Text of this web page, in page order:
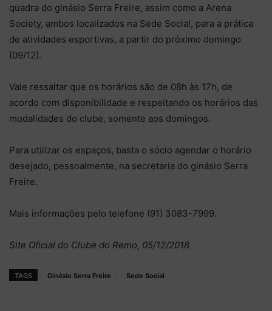
quadra do ginásio Serra Freire, assim como a Arena
Society, ambos localizados na Sede Social, para a prática
de atividades esportivas, a partir do próximo domingo
(09/12).
Vale ressaltar que os horários são de 08h às 17h, de
acordo com disponibilidade e respeitando os horários das
modalidades do clube, somente aos domingos.
Para utilizar os espaços, basta o sócio agendar o horário
desejado, pessoalmente, na secretaria do ginásio Serra
Freire.
Mais informações pelo telefone (91) 3083-7999.
Site Oficial do Clube do Remo, 05/12/2018
TAGS Ginásio Serra Freire Sede Social